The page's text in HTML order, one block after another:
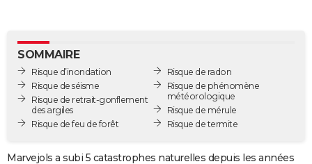
GUIDES D'ACHAT
BONS PLANS
CARTE DE VOEUX
Carte de Noël
Carte Bonne année
Carte Saint-Valentin
Carte Pâques
Carte d'anniversaire
DICTIONNAIRE
Dictionnaire
Biographies
Citations
Expressions
Proverbes
PROGRAMME TV
SOMMAIRE
Risque d’inondation
Risque de séisme
Risque de retrait-gonflement
des argiles
Risque de feu de forêt
Risque de radon
Risque de phénomène
météorologique
Risque de mérule
Risque de termite
Marvejols a subi 5 catastrophes naturelles depuis les années